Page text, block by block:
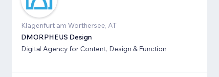
Klagenfurt am Wörthersee, AT
DMORPHEUS Design
Digital Agency for Content, Design & Function